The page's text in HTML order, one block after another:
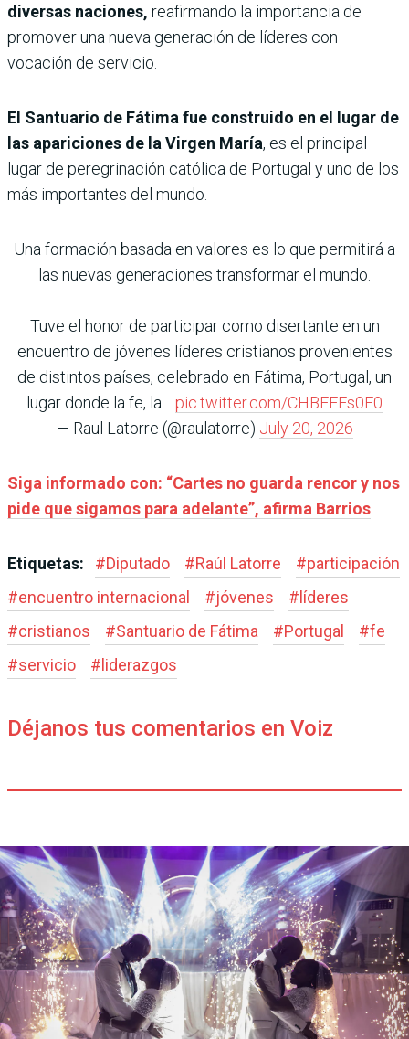
diversas naciones, reafirmando la importancia de
promover una nueva generación de líderes con
vocación de servicio.
El Santuario de Fátima fue construido en el lugar de
las apariciones de la Virgen María, es el principal
lugar de peregrinación católica de Portugal y uno de los
más importantes del mundo.
Una formación basada en valores es lo que permitirá a
las nuevas generaciones transformar el mundo.
Tuve el honor de participar como disertante en un
encuentro de jóvenes líderes cristianos provenientes
de distintos países, celebrado en Fátima, Portugal, un
lugar donde la fe, la… pic.twitter.com/CHBFFFs0F0
— Raul Latorre (@raulatorre) July 20, 2026
Siga informado con: “Cartes no guarda rencor y nos
pide que sigamos para adelante”, afirma Barrios
Etiquetas: #Diputado #Raúl Latorre #participación
#encuentro internacional #jóvenes #líderes
#cristianos #Santuario de Fátima #Portugal #fe
#servicio #liderazgos
Déjanos tus comentarios en Voiz